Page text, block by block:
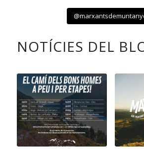
NOTÍCIES DEL